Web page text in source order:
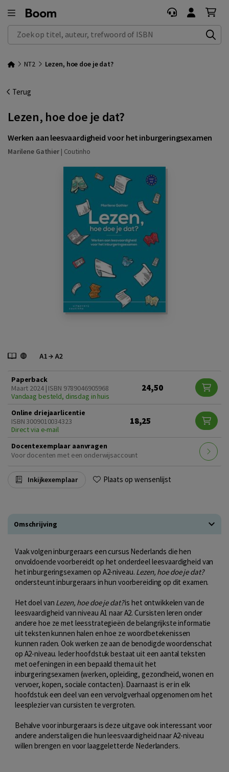
Zoek op titel, auteur, trefwoord of ISBN
NT2 Lezen, hoe doe je dat?
Terug
Lezen, hoe doe je dat?
Werken aan leesvaardigheid voor het inburgeringsexamen
Marilene Gathier| Coutinho
Paperback
Maart 2024 | ISBN 9789046905968
Vandaag besteld, dinsdag in huis
24,50
Online driejaarlicentie
ISBN 3009010034323
Direct via e-mail
18,25
Docentexemplaar aanvragen
Voor docenten met een onderwijsaccount
Inkijkexemplaar Plaats op wensenlijst
Omschrijving
Vaak volgen inburgeraars een cursus Nederlands die hen
onvoldoende voorbereidt op het onderdeel leesvaardigheid van
het inburgeringsexamen op A2-niveau. Lezen, hoe doe je dat?
ondersteunt inburgeraars in hun voorbereiding op dit examen.
Het doel van Lezen, hoe doe je dat?is het ontwikkelen van de
leesvaardigheid van niveau A1 naar A2. Cursisten leren onder
andere hoe ze met leesstrategieën de belangrijkste informatie
uit teksten kunnen halen en hoe ze woordbetekenissen
kunnen raden. Ook werken ze aan de benodigde woordenschat
op A2-niveau. Ieder hoofdstuk bestaat uit een aantal teksten
met oefeningen in een bepaald thema uit het
inburgeringsexamen (werken, opleiding, gezondheid, wonen en
vervoer, kopen, sociale contacten). Daarnaast is er in elk
hoofdstuk een deel van een vervolgverhaal opgenomen om het
leesplezier van cursisten te vergroten.
Behalve voor inburgeraars is deze uitgave ook interessant voor
andere anderstaligen die hun leesvaardigheid naar A2-niveau
willen brengen en voor laaggeletterde Nederlanders.